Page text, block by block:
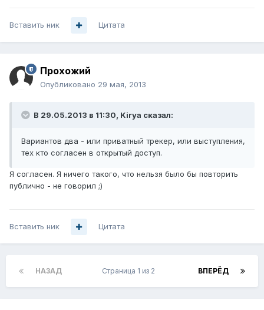
Вставить ник Цитата
Прохожий
Опубликовано 29 мая, 2013
В 29.05.2013 в 11:30, Kirya сказал:
Вариантов два - или приватный трекер, или выступления,
тех кто согласен в открытый доступ.
Я согласен. Я ничего такого, что нельзя было бы повторить
публично - не говорил ;)
Вставить ник Цитата
НАЗАД ВПЕРЁД
Страница 1 из 2